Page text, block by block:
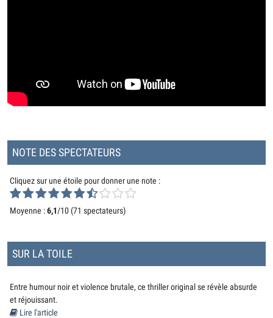
NOTE DES SPECTATEURS
Cliquez sur une étoile pour donner une note :
Moyenne :6,1/10 (71 spectateurs)
SUR LA TOILE
Entre humour noir et violence brutale, ce thriller original se révèle absurde
et réjouissant.
Lire l'article